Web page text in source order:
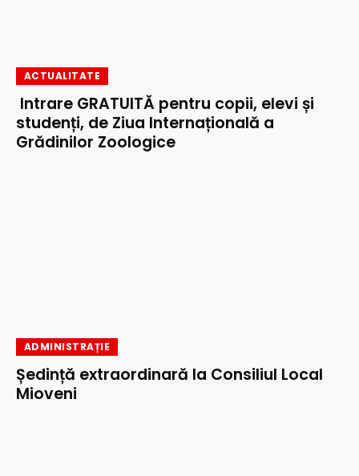
ACTUALITATE
Intrare GRATUITĂ pentru copii, elevi și
studenți, de Ziua Internațională a
Grădinilor Zoologice
ADMINISTRAȚIE
Ședință extraordinară la Consiliul Local
Mioveni